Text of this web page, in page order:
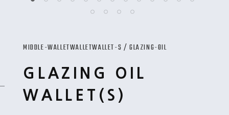
MIDDLE-WALLETWALLETWALLET-S /GLAZING-OIL
GLAZING OIL
WALLET(S)